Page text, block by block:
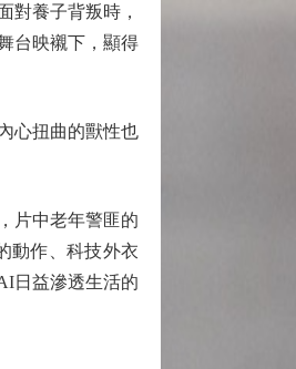
對養子背叛時，
台映襯下，顯得
心扭曲的獸性也
片中老年警匪的
動作、科技外衣
日益滲透生活的